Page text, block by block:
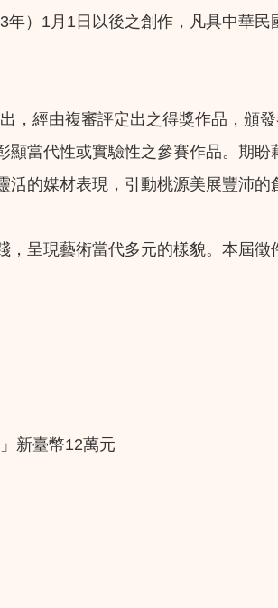
）1月1日以後之創作，凡具中華民
，經由複審評定出之得獎作品，頒
當代性或實驗性之參賽作品。期盼
的媒材表現，引動桃源美展豐沛的
呈現藝術當代多元的樣貌。本屆徵
新臺幣12萬元